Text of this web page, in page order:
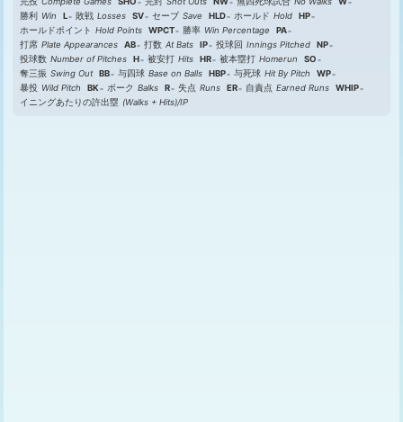
勝利
Win L 敗戦 Losses SV セーブ Save HLD ホールド Hold
HP
ホールドポイント Hold Points WPCT 勝率 Win Percentage
PA
打席 Plate Appearances AB 打数 At Bats IP 投球回 Innings Pitched
NP
投球数 Number of Pitches H 被安打 Hits HR 被本塁打 Homerun
SO
奪三振 Swing Out BB 与四球 Base on Balls HBP 与死球 Hit By Pitch
WP
暴投 Wild Pitch BK ボーク Balks R 失点 Runs ER 自責点 Earned Runs
WHIP
イニングあたりの許出塁 (Walks + Hits)/IP